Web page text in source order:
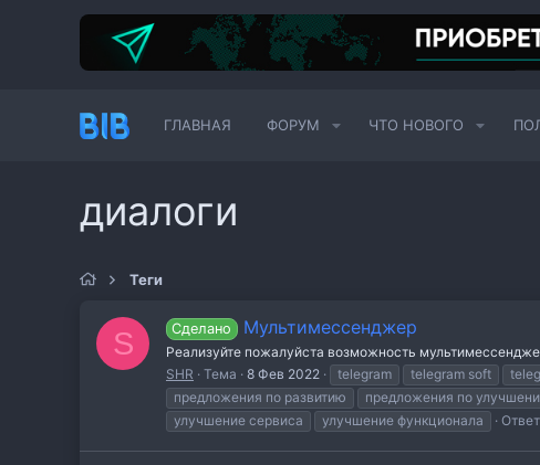
ГЛАВНАЯ ФОРУМ ЧТО НОВОГО
диалоги
Теги
S Сделано Мультимессенджер
Реализуйте пожалуйста возможность
SHR
Тема 8 Фев 2022 telegram telegram soft
предложения по развитию
предложения по
улучшение сервиса
улучшение функционала